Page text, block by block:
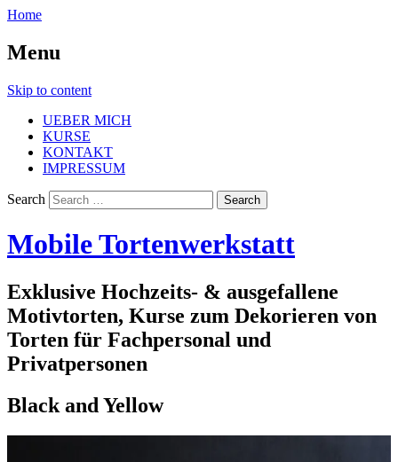
Home
Menu
Skip to content
UEBER MICH
KURSE
KONTAKT
IMPRESSUM
Search
Mobile Tortenwerkstatt
Exklusive Hochzeits- & ausgefallene
Motivtorten, Kurse zum Dekorieren von
Torten für Fachpersonal und
Privatpersonen
Black and Yellow